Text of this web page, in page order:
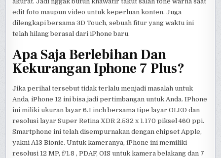
edit foto maupun video untuk keperluan konten. Juga
dilengkapi bersama 3D Touch, sebuah fitur yang waktu ini
telah hilang berasal dari iPhone baru.
Apa Saja Berlebihan Dan
Kekurangan Iphone 7 Plus?
Jika perihal tersebut tidak terlalu menjadi masalah untuk
Anda, iPhone 12 ini bisa jadi pertimbangan untuk Anda. IPhone
ini miliki ukuran layar 6.1 inch bersama tipe layar OLED dan
resolusi layar Super Retina XDR 2.532 x 1.170 piksel 460 ppi.
Smartphone ini telah disempurnakan dengan chipset Apple,
yakni A13 Bionic. Untuk kameranya, iPhone ini memiliki
resolusi 12 MP, f/1.8 , PDAF, OIS untuk kamera belakang dan 7